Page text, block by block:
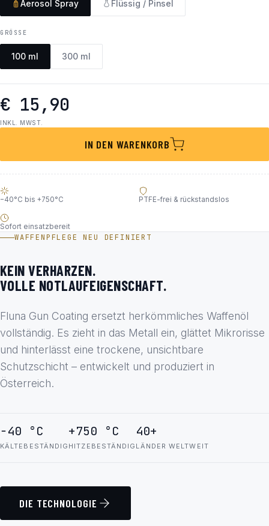
Aerosol Spray Flüssig / Pinsel
GRÖSSE
100 ml 300 ml
€ 15,90
INKL. MWST.
IN DEN WARENKORB
−40°C bis +750°C PTFE-frei & rückstandslos
Sofort einsatzbereit
WAFFENPFLEGE NEU DEFINIERT
KEIN VERHARZEN.
VOLLE NOTLAUFEIGENSCHAFT.
Fluna Gun Coating ersetzt herkömmliches Waffenöl
vollständig. Es zieht in das Metall ein, glättet Mikrorisse
und hinterlässt eine trockene, unsichtbare
Schutzschicht – entwickelt und produziert in
Österreich.
−40 °C
KÄLTEBESTÄNDIG
+750 °C
HITZEBESTÄNDIG
40+
LÄNDER WELTWEIT
DIE TECHNOLOGIE